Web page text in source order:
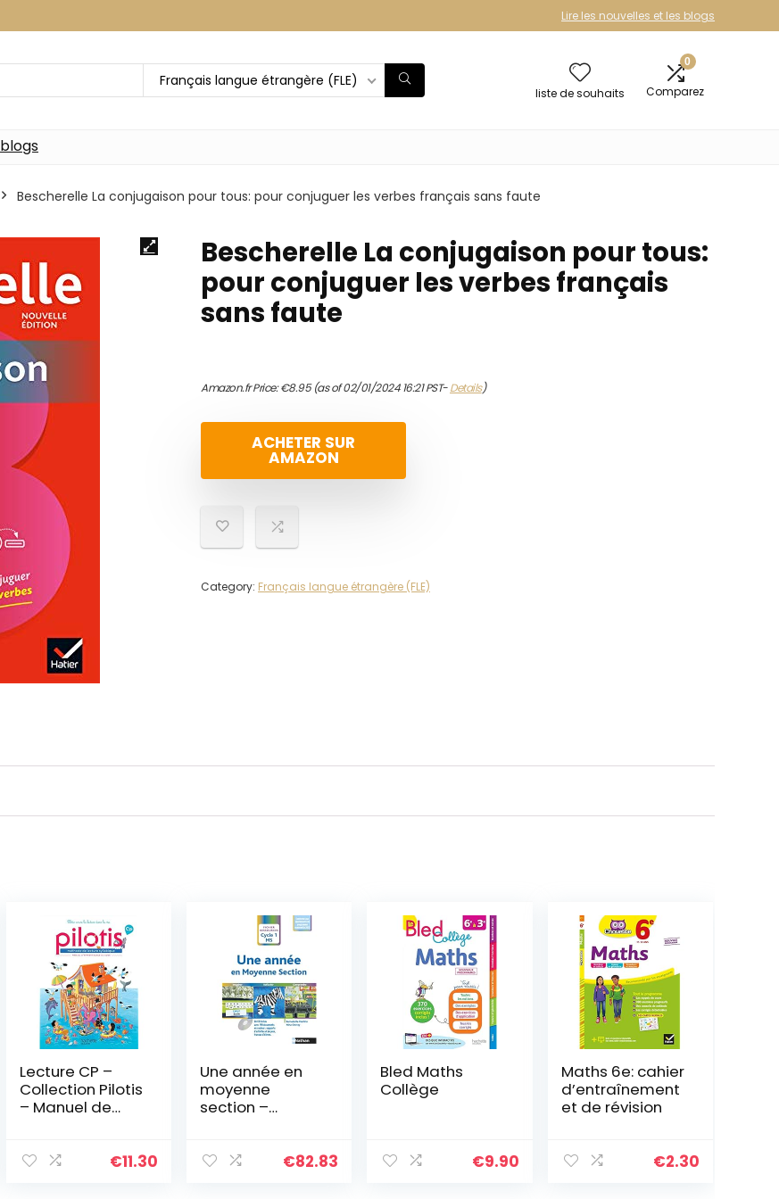
Lire les nouvelles et les blogs
Français langue étrangère (FLE)
liste de souhaits
0
Comparez
blogs
Bescherelle La conjugaison pour tous: pour conjuguer les verbes français sans faute
Bescherelle La conjugaison pour tous:
pour conjuguer les verbes français
sans faute
Amazon.fr Price:€8.95(as of 02/01/2024 16:21 PST-Details)
ACHETER SUR
AMAZON
Category: Français langue étrangère (FLE)
Lecture CP –
Collection Pilotis
– Manuel de
€11.30
Une année en
moyenne
section –
programme
€82.83
Bled Maths
Collège
€9.90
Maths 6e: cahier
d’entraînement
et de révision
€2.30